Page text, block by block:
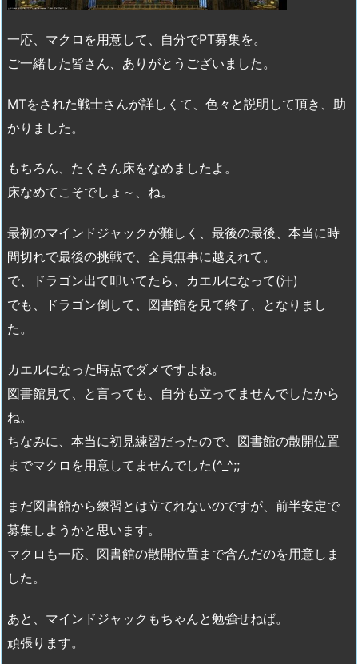
一応、マクロを用意して、自分でPT募集を。
ご一緒した皆さん、ありがとうございました。
MTをされた戦士さんが詳しくて、色々と説明して頂き、助
かりました。
もちろん、たくさん床をなめましたよ。
床なめてこそでしょ～、ね。
最初のマインドジャックが難しく、最後の最後、本当に時
間切れで最後の挑戦で、全員無事に越えれて。
で、ドラゴン出て叩いてたら、カエルになって(汗)
でも、ドラゴン倒して、図書館を見て終了、となりまし
た。
カエルになった時点でダメですよね。
図書館見て、と言っても、自分も立ってませんでしたから
ね。
ちなみに、本当に初見練習だったので、図書館の散開位置
までマクロを用意してませんでした(^_^;;
まだ図書館から練習とは立てれないのですが、前半安定で
募集しようかと思います。
マクロも一応、図書館の散開位置まで含んだのを用意しま
した。
あと、マインドジャックもちゃんと勉強せねば。
頑張ります。